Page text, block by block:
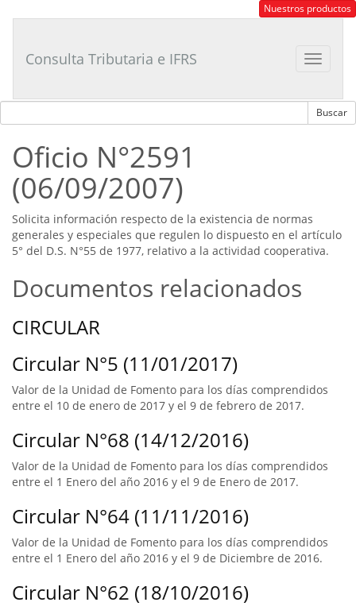
Tributario
Nuestros productos
Toggle
Consulta Tributaria e IFRS
Oficio N°2591
(06/09/2007)
Solicita información respecto de la existencia de normas
generales y especiales que regulen lo dispuesto en el artículo
5° del D.S. N°55 de 1977, relativo a la actividad cooperativa.
Documentos relacionados
CIRCULAR
Circular N°5 (11/01/2017)
Valor de la Unidad de Fomento para los días comprendidos
entre el 10 de enero de 2017 y el 9 de febrero de 2017.
Circular N°68 (14/12/2016)
Valor de la Unidad de Fomento para los días comprendidos
entre el 1 Enero del año 2016 y el 9 de Enero de 2017.
Circular N°64 (11/11/2016)
Valor de la Unidad de Fomento para los días comprendidos
entre el 1 Enero del año 2016 y el 9 de Diciembre de 2016.
Circular N°62 (18/10/2016)